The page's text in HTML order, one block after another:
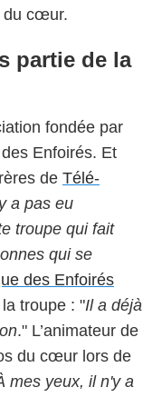
du cœur.
partie de la
fondée par
Enfoirés. Et
de Télé-
a pas eu
troupe qui fait
qui se
des Enfoirés
troupe : "Il a déjà
." L’animateur de
du cœur lors de
mes yeux, il n'y a